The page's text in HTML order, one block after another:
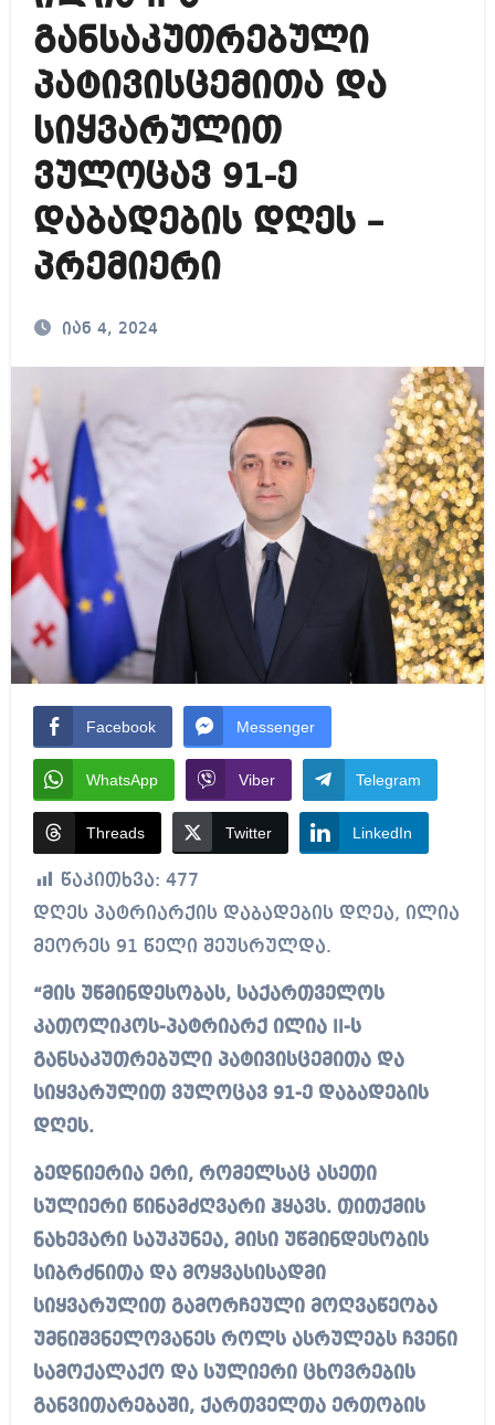
განსაკუთრებული
პატივისცემითა და
სიყვარულით
ვულოცავ 91-ე
დაბადების დღეს –
პრემიერი
იან 4, 2024
Facebook Messenger
WhatsApp Viber Telegram
Threads Twitter LinkedIn
წაკითხვა: 477
დღეს პატრიარქის დაბადების დღეა, ილია
მეორეს 91 წელი შეუსრულდა.
“მის უწმინდესობას, საქართველოს
კათოლიკოს-პატრიარქ ილია II-ს
განსაკუთრებული პატივისცემითა და
სიყვარულით ვულოცავ 91-ე დაბადების
დღეს.
ბედნიერია ერი, რომელსაც ასეთი
სულიერი წინამძღვარი ჰყავს. თითქმის
ნახევარი საუკუნეა, მისი უწმინდესობის
სიბრძნითა და მოყვასისადმი
სიყვარულით გამორჩეული მოღვაწეობა
უმნიშვნელოვანეს როლს ასრულებს ჩვენი
სამოქალაქო და სულიერი ცხოვრების
განვითარებაში, ქართველთა ერთობის